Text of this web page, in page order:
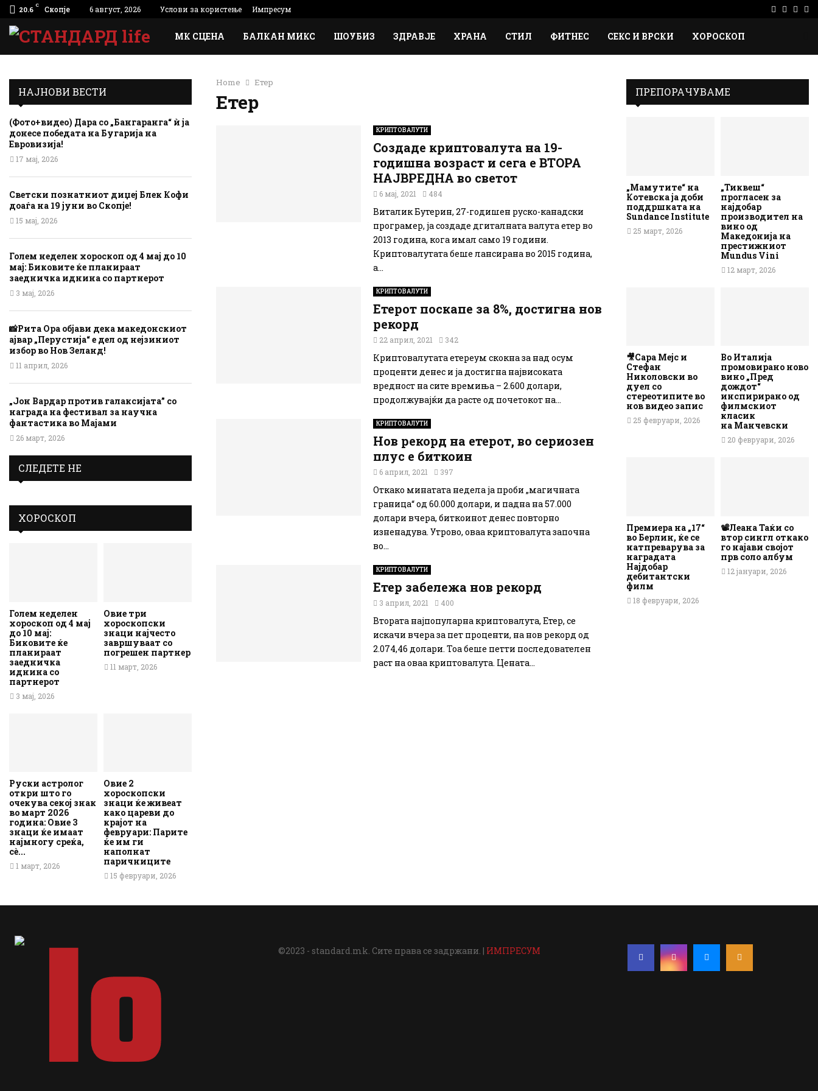
20.6 C Скопје 6 август, 2026 Услови за користење Импресум Facebook
МК СЦЕНА БАЛКАН МИКС ШОУБИЗ ЗДРАВЈЕ ХРАНА СТИЛ ФИТНЕС СЕКС И ВРСКИ ХОРОСКОП
Home Етер
Етер
КРИПТОВАЛУТИ
Создаде криптовалута на 19-
годишна возраст и сега е ВТОРА
НАЈВРЕДНА во светот
6 мај, 2021 484
Виталик Бутерин, 27-годишен руско-канадски
програмер, ја создаде дгиталната валута етер во
2013 година, кога имал само 19 години.
Криптовалутата беше лансирана во 2015 година,
а...
КРИПТОВАЛУТИ
Етерот поскапе за 8%, достигна нов
рекорд
22 април, 2021 342
Криптовалутата етереум скокна за над осум
проценти денес и ја достигна највисоката
вредност на сите времиња – 2.600 долари,
продолжувајќи да расте од почетокот на...
КРИПТОВАЛУТИ
Нов рекорд на етерот, во сериозен
плус е биткоин
6 април, 2021 397
Откако минатата недела ја проби „магичната
граница“ од 60.000 долари, и падна на 57.000
долари вчера, биткоинот денес повторно
изненадува. Утрово, оваа криптовалута започна
во...
КРИПТОВАЛУТИ
Етер забележа нов рекорд
3 април, 2021 400
Втората најпопуларна криптовалута, Етер, се
искачи вчера за пет проценти, на нов рекорд од
2.074,46 долари. Тоа беше петти последователен
раст на оваа криптовалута. Цената...
НАЈНОВИ ВЕСТИ
(Фото+видео) Дара со „Бангаранга“ ѝ ја
донесе победата на Бугарија на
Евровизија!
17 мај, 2026
Светски познатниот диџеј Блек Кофи
доаѓа на 19 јуни во Скопје!
15 мај, 2026
Голем неделен хороскоп од 4 мај до 10
мај: Биковите ќе планираат
заедничка иднина со партнерот
3 мај, 2026
📸Рита Ора објави дека македонскиот
ајвар „Перустија“ е дел од нејзиниот
избор во Нов Зеланд!
11 април, 2026
„Јон Вардар против галаксијата” со
награда на фестивал за научна
фантастика во Мајами
26 март, 2026
СЛЕДЕТЕ НЕ
ХОРОСКОП
Голем неделен
хороскоп од 4 мај
до 10 мај:
Биковите ќе
планираат
заедничка
иднина со
партнерот
3 мај, 2026
Овие три
хороскопски
знаци најчесто
завршуваат со
погрешен партнер
11 март, 2026
Руски астролог
откри што го
очекува секој знак
во март 2026
година: Овие 3
знаци ќе имаат
најмногу среќа,
сè...
1 март, 2026
Овие 2
хороскопски
знаци ќе живеат
како цареви до
крајот на
февруари: Парите
ќе им ги
наполнат
паричниците
15 февруари, 2026
ПРЕПОРАЧУВАМЕ
„Мамутите“ на
Котевска ја доби
поддршката на
Sundance Institute
25 март, 2026
„Тиквеш“
прогласен за
најдобар
производител на
вино од
Македонија на
престижниот
Mundus Vini
12 март, 2026
🎥Сара Мејс и
Стефан
Николовски во
дуел со
стереотипите во
нов видео запис
25 февруари, 2026
Во Италија
промовирано ново
вино „Пред
дождот“
инспирирано од
филмскиот
класик
на Манчевски
20 февруари, 2026
Премиера на „17“
во Берлин, ќе се
натпреварува за
наградата
Најдобар
дебитантски
филм
18 февруари, 2026
📽️Леана Таќи со
втор сингл откако
го најави својот
прв соло албум
12 јануари, 2026
©2023 - standard.mk. Сите права се задржани. | ИМПРЕСУМ